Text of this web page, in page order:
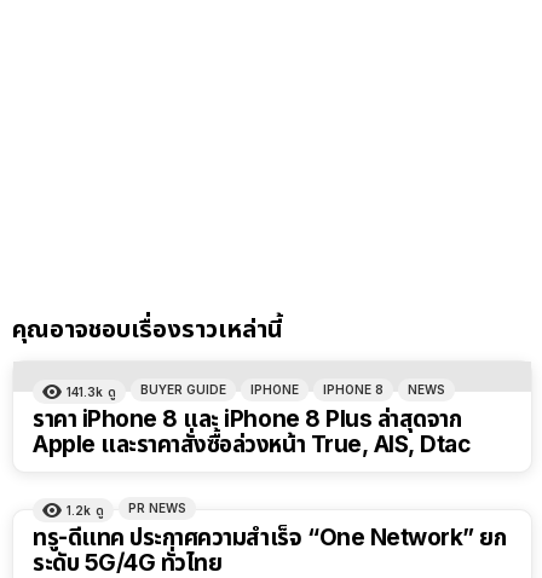
คุณอาจชอบเรื่องราวเหล่านี้
141.3k ดู BUYER GUIDE IPHONE IPHONE 8 NEWS
ราคา iPhone 8 และ iPhone 8 Plus ล่าสุดจาก
Apple และราคาสั่งซื้อล่วงหน้า True, AIS, Dtac
1.2k ดู PR NEWS
ทรู-ดีแทค ประกาศความสำเร็จ “One Network” ยก
ระดับ 5G/4G ทั่วไทย